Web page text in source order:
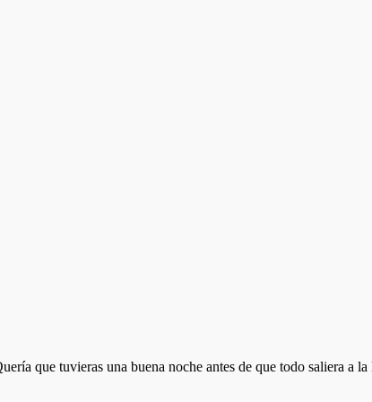
que tuvieras una buena noche antes de que todo saliera a la